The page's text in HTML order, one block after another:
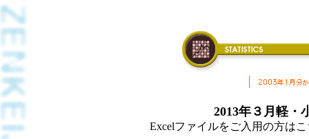
2013年３月軽・
Excelファイルをご入用の方は